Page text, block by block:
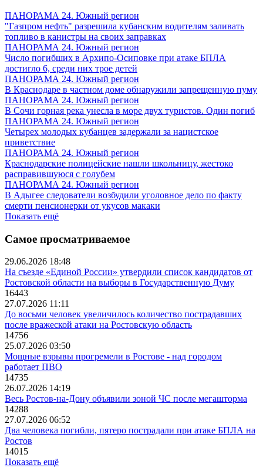
ПАНОРАМА 24. Южный регион
"Газпром нефть" разрешила кубанским водителям заливать
топливо в канистры на своих заправках
ПАНОРАМА 24. Южный регион
Число погибших в Архипо-Осиповке при атаке БПЛА
достигло 6, среди них трое детей
ПАНОРАМА 24. Южный регион
В Краснодаре в частном доме обнаружили запрещенную пуму
ПАНОРАМА 24. Южный регион
В Сочи горная река унесла в море двух туристов. Один погиб
ПАНОРАМА 24. Южный регион
Четырех молодых кубанцев задержали за нацистское
приветствие
ПАНОРАМА 24. Южный регион
Краснодарские полицейские нашли школьницу, жестоко
расправившуюся с голубем
ПАНОРАМА 24. Южный регион
В Адыгее следователи возбудили уголовное дело по факту
смерти пенсионерки от укусов макаки
Показать ещё
Самое просматриваемое
29.06.2026 18:48
На съезде «Единой России» утвердили список кандидатов от
Ростовской области на выборы в Государственную Думу
16443
27.07.2026 11:11
До восьми человек увеличилось количество пострадавших
после вражеской атаки на Ростовскую область
14756
25.07.2026 03:50
Мощные взрывы прогремели в Ростове - над городом
работает ПВО
14735
26.07.2026 14:19
Весь Ростов-на-Дону объявили зоной ЧС после мегашторма
14288
27.07.2026 06:52
Два человека погибли, пятеро пострадали при атаке БПЛА на
Ростов
14015
Показать ещё